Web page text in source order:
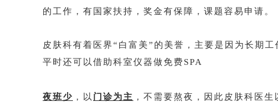
的工作，有国家扶持，奖金有保障，课题容易申请。
皮肤科有着医界“白富美”的美誉，主要是因为长期
平时还可以借助科室仪器做免费SPA
夜班少 ，以 门诊为主 ，不需要熬夜，因此皮肤科医生